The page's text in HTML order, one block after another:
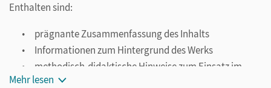
Enthalten sind:
prägnante Zusammenfassung des Inhalts
Informationen zum Hintergrund des Werks
methodisch-didaktische Hinweise zum Einsatz im
Unterricht
Mehr lesen